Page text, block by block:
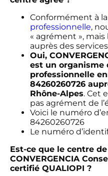
Conformément à la
professionnelle,
« agrément »,
auprès des
Oui,
est un organisme
professionnelle
84260260726
Rhône-Alpes. Cet
pas agrément de
Voici le numéro
84260260726
Le numéro
Est-ce que le centre
CONVERGENCIA
certifié QUALIOPI ?